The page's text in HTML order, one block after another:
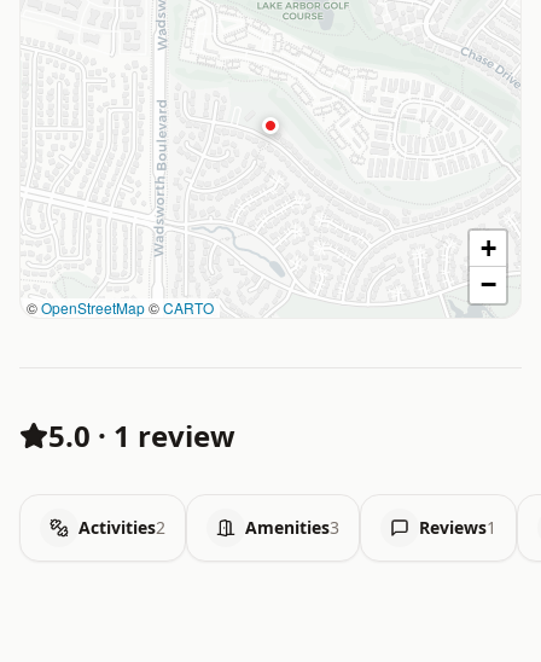
©OpenStreetMap©CARTO
+
−
5.0 · 1 review
Activities2 Amenities3 Reviews1